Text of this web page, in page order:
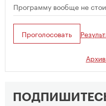
Программу вообще не
Проголосовать